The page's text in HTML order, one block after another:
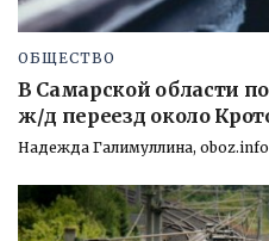
ОБЩЕСТВО
В Самарской области
ж/д переезд около
Надежда Галимуллина, oboz.info